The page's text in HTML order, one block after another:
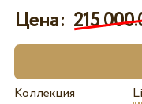
Цена: 215
Коллекция